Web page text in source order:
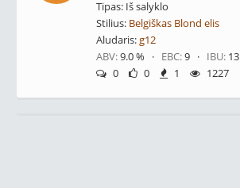
Tipas: Iš salyklo
Stilius: Belgiškas Blond elis
Aludaris:g12
ABV:9.0 % · EBC:9 · IBU: 13
0
0 1 1227